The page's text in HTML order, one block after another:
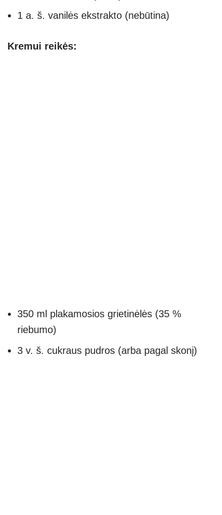
1 a. š. vanilės ekstrakto (nebūtina)
Kremui reikės:
350 ml plakamosios grietinėlės (35 %
riebumo)
3 v. š. cukraus pudros (arba pagal skonį)